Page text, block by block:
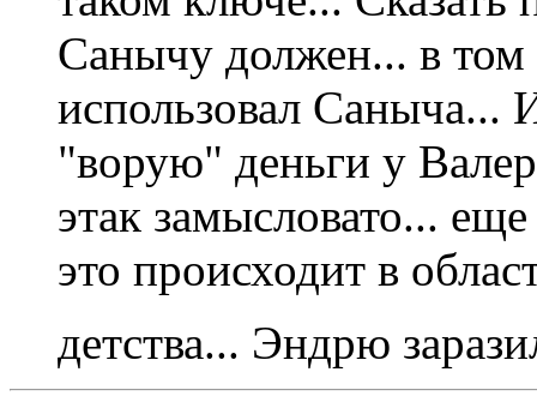
Санычу должен... в том
использовал Саныча...
"ворую" деньги у
этак замысловато...
это происходит в
детства... Эндрю